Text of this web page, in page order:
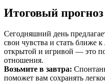
Итоговый
Сегодняшний день
свои чувства и стать
открытой и игривой — это
отношения.
Возьмите в завтра:
поможет вам сохранять